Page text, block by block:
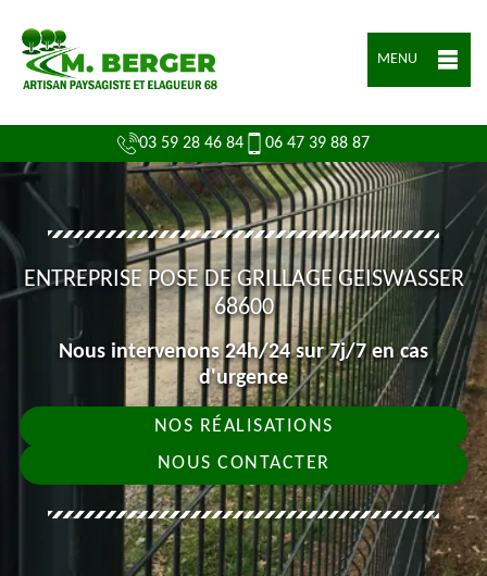
MENU
03 59 28 46 84 06 47 39 88 87
ENTREPRISE POSE DE GRILLAGE GEISWASSER
68600
Nous intervenons 24h/24 sur 7j/7 en cas
d'urgence
NOS RÉALISATIONS
NOUS CONTACTER